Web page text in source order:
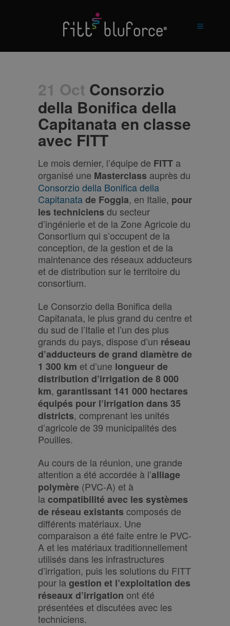
21 Oct Consorzio
della Bonifica della
Capitanata en classe
avec FITT
Le mois dernier, l’équipe de FITT a
organisé une Masterclass auprès du
Consorzio della Bonifica della
Capitanatade Foggia, en Italie, pour
les techniciens du secteur
d’ingénierie et de la Zone Agricole du
Consortium qui s’occupent de la
conception, de la gestion et de la
maintenance des réseaux adducteurs
et de distribution sur le territoire du
consortium.
Le Consorzio della Bonifica della
Capitanata, le plus grand du centre et
du sud de l’Italie et l’un des plus
grands du pays, dispose d’un réseau
d’adducteurs de grand diamètre de
1 300 km et d’une longueur de
distribution d’irrigation de 8 000
km, garantissant 141 000 hectares
équipés pour l’irrigation dans 35
districts, comprenant les unités
d’agricole de 39 municipalités des
Pouilles.
Au cours de la réunion, une grande
attention a été accordée à l’alliage
polymère (PVC-A) et à
la compatibilité avec les systèmes
de réseau existants composés de
différents matériaux. Une
comparaison a été faite entre le PVC-
A et les matériaux traditionnellement
utilisés dans les infrastructures
d’irrigation, puis les solutions du FITT
pour la gestion et l’exploitation des
réseaux d’irrigation ont été
présentées et discutées avec les
techniciens.